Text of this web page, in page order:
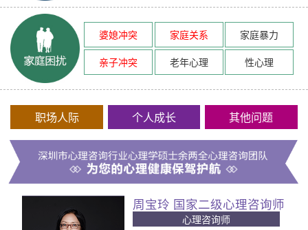
婆媳冲突 家庭关系
家庭暴力
亲子冲突
老年心理 性心理
职场人际 个人成长 其他问题
周宝玲 国家二级心理咨询师
心理咨询师